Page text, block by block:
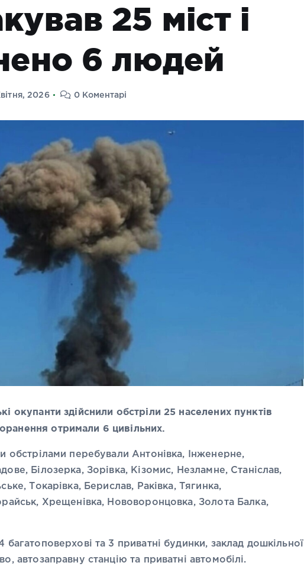
25 міст і
6 людей
2026 0 Коментарі
окупанти здійснили обстріли 25 населених пунктів
отримали 6 цивільних.
обстрілами перебували Антонівка, Інженерне,
Білозерка, Зорівка, Кізомис, Незламне, Станіслав,
Токарівка, Берислав, Раківка, Тягинка,
Хрещенівка, Нововоронцовка, Золота Балка,
багатоповерхові та 3 приватні будинки, заклад дошкільної
автозаправну станцію та приватні автомобілі.